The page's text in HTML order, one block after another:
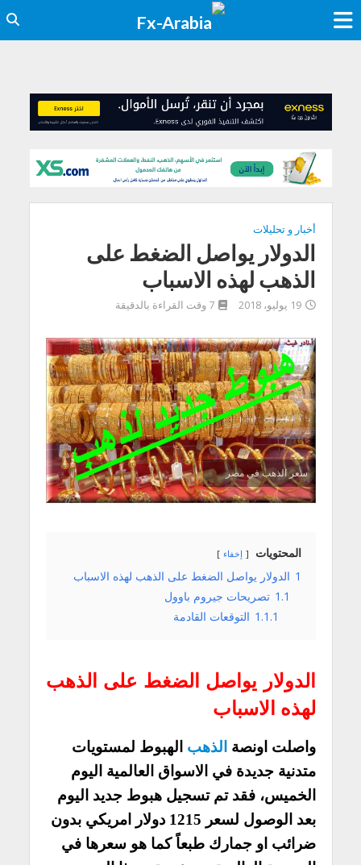
أخبار و تحليلات
الدولار يواصل الضغط على
الذهب لهذه الاسباب
19 يوليو، 2018 7 وقت القراءة بالدقيقة
سعر الذهب في مصر
المحتويات إخفاء
1 الدولار يواصل الضغط على الذهب لهذه الاسباب
1.1 تصريحات جيروم باوول
1.1.1 التوقعات القادمة
الدولار يواصل الضغط على الذهب
لهذه الاسباب
واصلت اونصة الذهب الهبوط لمستويات
متدنية جديدة في الاسواق العالمية اليوم
الخميس، فقد تم تسجيل هبوط جديد اليوم
بعد الوصول لسعر 1215 دولار امريكي بدون
ضرائب او جمارك طبعاً كما هو سعرها في